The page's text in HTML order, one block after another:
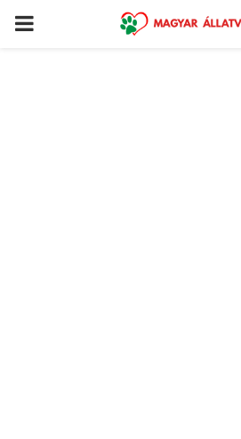
PRIMARY